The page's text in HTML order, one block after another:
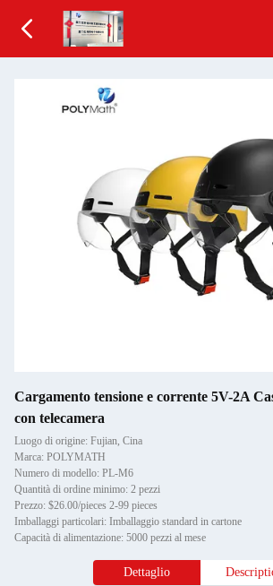
Cargamento tensione e corrente 5V-2A
con telecamera
Luogo di origine: Fujian, Cina
Marca: POLYMATH
Numero di modello: PL-M6
Quantità di ordine minimo: 2 pezzi
Prezzo: $26.00/pieces 2-99 pieces
Imballaggi particolari: Imballaggio standard in cartone
Capacità di alimentazione: 5000 pezzi al mese
Dettaglio